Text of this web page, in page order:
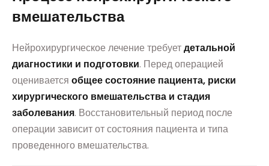
вмешательства
Нейрохирургическое лечение требуетдетальной
диагностики и подготовки. Перед операцией
оценивается общее состояние пациента, риски
хирургического вмешательства и стадия
заболевания. Восстановительный период после
операции зависит от состояния пациента и типа
проведенного вмешательства.